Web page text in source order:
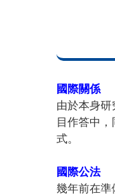
國際關係
由於本身
目作答中
式。
國際公法
幾年前在準